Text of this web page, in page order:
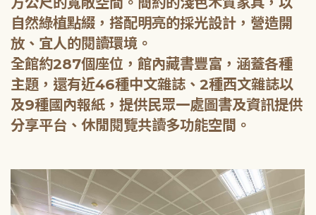
自然綠植點綴，搭配明亮的採光設計，營造開
放、宜人的閱讀環境。
全館約287個座位，館內藏書豐富，涵蓋各種
主題，還有近46種中文雜誌、2種西文雜誌以
及9種國內報紙，提供民眾一處圖書及資訊提供